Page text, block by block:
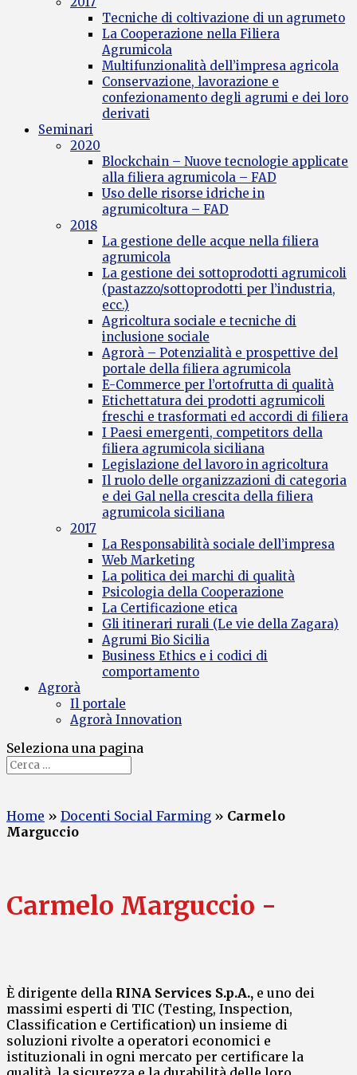
Tecniche di coltivazione di un agrumeto
La Cooperazione nella Filiera
Agrumicola
Multifunzionalità dell’impresa agricola
Conservazione, lavorazione e
confezionamento degli agrumi e dei loro
derivati
Seminari
2020
Blockchain – Nuove tecnologie applicate
alla filiera agrumicola – FAD
Uso delle risorse idriche in
agrumicoltura – FAD
2018
La gestione delle acque nella filiera
agrumicola
La gestione dei sottoprodotti agrumicoli
(pastazzo/sottoprodotti per l’industria,
ecc.)
Agricoltura sociale e tecniche di
inclusione sociale
Agrorà – Potenzialità e prospettive del
portale della filiera agrumicola
E-Commerce per l’ortofrutta di qualità
Etichettatura dei prodotti agrumicoli
freschi e trasformati ed accordi di filiera
I Paesi emergenti, competitors della
filiera agrumicola siciliana
Legislazione del lavoro in agricoltura
Il ruolo delle organizzazioni di categoria
e dei Gal nella crescita della filiera
agrumicola siciliana
2017
La Responsabilità sociale dell’impresa
Web Marketing
La politica dei marchi di qualità
Psicologia della Cooperazione
La Certificazione etica
Gli itinerari rurali (Le vie della Zagara)
Agrumi Bio Sicilia
Business Ethics e i codici di
comportamento
Agrorà
Il portale
Agrorà Innovation
Seleziona una pagina
Home » Docenti Social Farming » Carmelo
Marguccio
Carmelo Marguccio -
È dirigente della RINA Services S.p.A., e uno dei
massimi esperti di TIC (Testing, Inspection,
Classification e Certification) un insieme di
soluzioni rivolte a operatori economici e
istituzionali in ogni mercato per certificare la